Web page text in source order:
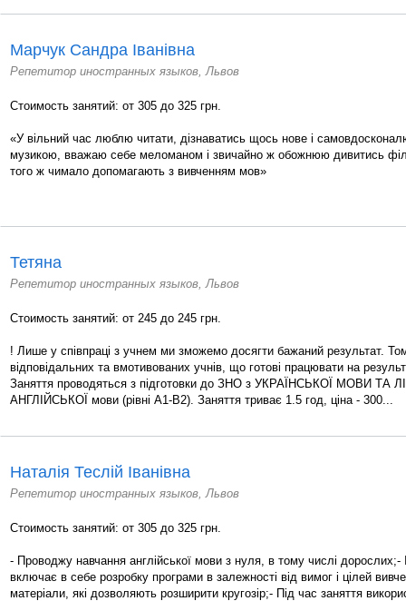
Марчук Сандра Іванівна
Репетитор иностранных языков, Львов
Стоимость занятий: от 305 до 325 грн.
«У вільний час люблю читати, дізнаватись щось нове і
музикою, вважаю себе меломаном і звичайно ж обожнюю дивитись
того ж чимало допомагають з вивченням мов»
Тетяна
Репетитор иностранных языков, Львов
Стоимость занятий: от 245 до 245 грн.
! Лише у співпраці з учнем ми зможемо досягти бажаний результат.
відповідальних та вмотивованих учнів, що готові працювати на
Заняття проводяться з підготовки до ЗНО з УКРАЇНСЬКОЇ МОВИ ТА
АНГЛІЙСЬКОЇ мови (рівні A1-B2). Заняття триває 1.5 год, ціна - 300...
Наталія Теслій Іванівна
Репетитор иностранных языков, Львов
Стоимость занятий: от 305 до 325 грн.
- Проводжу навчання англійської мови з нуля, в тому числі дорослих;-
включає в себе розробку програми в залежності від вимог і цілей
матеріали, які дозволяють розширити кругозір;- Під час заняття